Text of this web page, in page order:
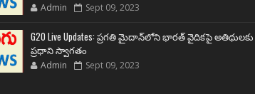
Admin Sept 09, 2023
G20 Live Updates: ప్రగతి మైదాన్‌లోని భారత్ వైదికపై అతిథులకు
ప్రధాని స్వాగతం
Admin Sept 09, 2023